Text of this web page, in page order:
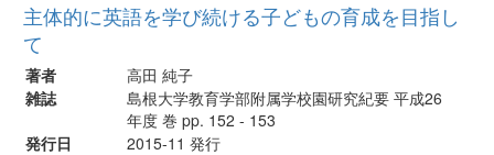
主体的に英語を学び続ける子どもの育成を目指し
て
著者
高田 純子
雑誌
島根大学教育学部附属学校園研究紀要 平成26
年度 巻 pp. 152 - 153
発行日
2015-11 発行